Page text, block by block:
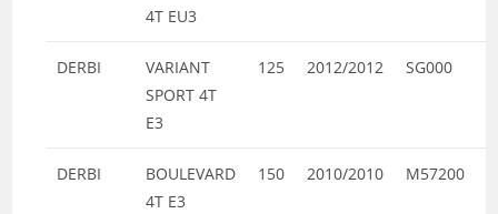
4T EU3
DERBI
VARIANT
SPORT 4T
E3
125 2012/2012 SG000
DERBI
BOULEVARD
4T E3
150 2010/2010 M57200